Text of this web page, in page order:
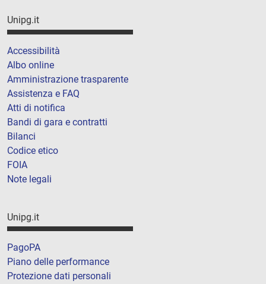
Unipg.it
Accessibilità
Albo online
Amministrazione trasparente
Assistenza e FAQ
Atti di notifica
Bandi di gara e contratti
Bilanci
Codice etico
FOIA
Note legali
Unipg.it
PagoPA
Piano delle performance
Protezione dati personali